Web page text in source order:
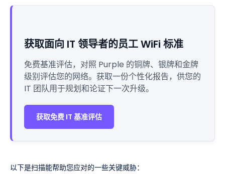
获取面向 IT 领导者的员工 WiFi 标准
免费基准评估，对照 Purple 的铜牌、银牌和金牌
级别评估您的网络。获取一份个性化报告，供您的
IT 团队用于规划和论证下一次升级。
获取免费 IT 基准评估
以下是扫描能帮助您应对的一些关键威胁：